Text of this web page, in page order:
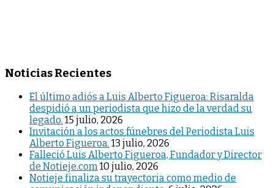
Noticias Recientes
El último adiós a Luis Alberto Figueroa: Risaralda
despidió a un periodista que hizo de la verdad su
legado. 15 julio, 2026
Invitación a los actos fúnebres del Periodista Luis
Alberto Figueroa. 13 julio, 2026
Falleció Luis Alberto Figueroa, Fundador y Director
de Notieje.com10 julio, 2026
Notieje finaliza su trayectoria como medio de